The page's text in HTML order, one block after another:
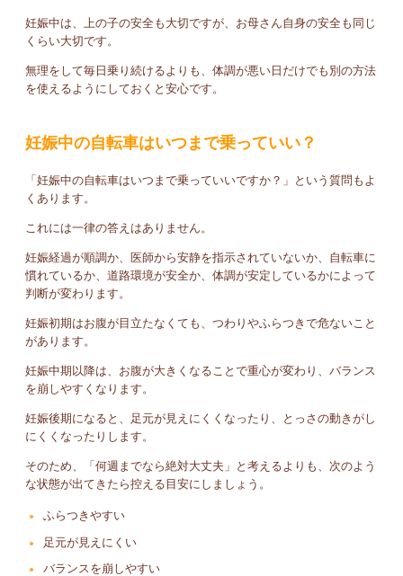
妊娠中は、上の子の安全も大切ですが、お母さん自身の安全も同じ
くらい大切です。
無理をして毎日乗り続けるよりも、体調が悪い日だけでも別の方法
を使えるようにしておくと安心です。
妊娠中の自転車はいつまで乗っていい？
「妊娠中の自転車はいつまで乗っていいですか？」という質問もよ
くあります。
これには一律の答えはありません。
妊娠経過が順調か、医師から安静を指示されていないか、自転車に
慣れているか、道路環境が安全か、体調が安定しているかによって
判断が変わります。
妊娠初期はお腹が目立たなくても、つわりやふらつきで危ないこと
があります。
妊娠中期以降は、お腹が大きくなることで重心が変わり、バランス
を崩しやすくなります。
妊娠後期になると、足元が見えにくくなったり、とっさの動きがし
にくくなったりします。
そのため、「何週までなら絶対大丈夫」と考えるよりも、次のよう
な状態が出てきたら控える目安にしましょう。
ふらつきやすい
足元が見えにくい
バランスを崩しやすい